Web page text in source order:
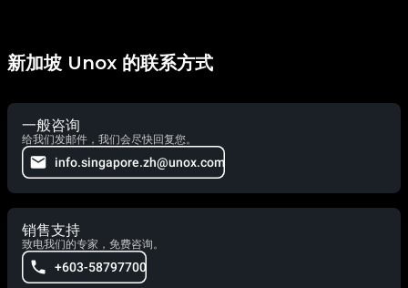
新加坡 Unox 的联系方式
一般咨询
给我们发邮件，我们会尽快回复您。
info.singapore.zh@unox.com
销售支持
致电我们的专家，免费咨询。
+603-58797700